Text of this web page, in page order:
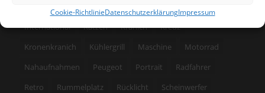
Cookie-RichtlinieDatenschutzerklärungImpressum
International
Katzen Kranich
Kreuz
Kronenkranich
Kühlergrill Maschine
Motorrad
Nahaufnahmen
Peugeot Portrait
Radfahrer
Retro
Rummelplatz Rücklicht
Scheinwerfer